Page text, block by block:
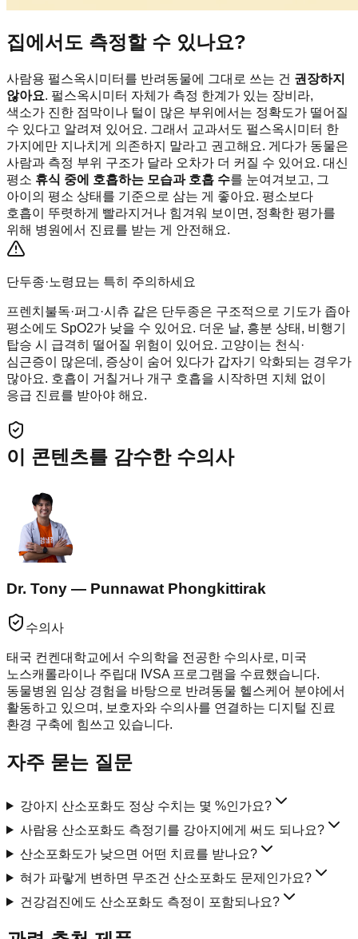
집에서도 측정할 수 있나요?
사람용 펄스옥시미터를 반려동물에 그대로 쓰는 건 권장하지
않아요. 펄스옥시미터 자체가 측정 한계가 있는 장비라,
색소가 진한 점막이나 털이 많은 부위에서는 정확도가 떨어질
수 있다고 알려져 있어요. 그래서 교과서도 펄스옥시미터 한
가지에만 지나치게 의존하지 말라고 권고해요. 게다가 동물은
사람과 측정 부위 구조가 달라 오차가 더 커질 수 있어요. 대신
평소 휴식 중에 호흡하는 모습과 호흡 수를 눈여겨보고, 그
아이의 평소 상태를 기준으로 삼는 게 좋아요. 평소보다
호흡이 뚜렷하게 빨라지거나 힘겨워 보이면, 정확한 평가를
위해 병원에서 진료를 받는 게 안전해요.
단두종·노령묘는 특히 주의하세요
프렌치불독·퍼그·시츄 같은 단두종은 구조적으로 기도가 좁아
평소에도 SpO2가 낮을 수 있어요. 더운 날, 흥분 상태, 비행기
탑승 시 급격히 떨어질 위험이 있어요. 고양이는 천식·
심근증이 많은데, 증상이 숨어 있다가 갑자기 악화되는 경우가
많아요. 호흡이 거칠거나 개구 호흡을 시작하면 지체 없이
응급 진료를 받아야 해요.
이 콘텐츠를 감수한 수의사
Dr. Tony — Punnawat Phongkittirak
수의사
태국 컨켄대학교에서 수의학을 전공한 수의사로, 미국
노스캐롤라이나 주립대 IVSA 프로그램을 수료했습니다.
동물병원 임상 경험을 바탕으로 반려동물 헬스케어 분야에서
활동하고 있으며, 보호자와 수의사를 연결하는 디지털 진료
환경 구축에 힘쓰고 있습니다.
자주 묻는 질문
강아지 산소포화도 정상 수치는 몇 %인가요?
사람용 산소포화도 측정기를 강아지에게 써도 되나요?
산소포화도가 낮으면 어떤 치료를 받나요?
혀가 파랗게 변하면 무조건 산소포화도 문제인가요?
건강검진에도 산소포화도 측정이 포함되나요?